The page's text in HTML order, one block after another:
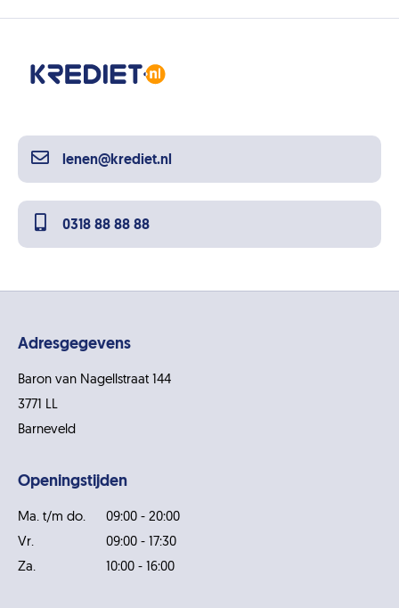
lenen@krediet.nl
0318 88 88 88
Adresgegevens
Baron van Nagellstraat 144
3771 LL
Barneveld
Openingstijden
Ma. t/m do.
09:00 - 20:00
Vr.
09:00 - 17:30
Za.
10:00 - 16:00